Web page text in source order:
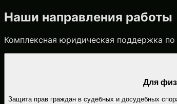
Наши направления работы
Комплексная юридическая поддержка
Для
Защита прав граждан в судебных и досудебных